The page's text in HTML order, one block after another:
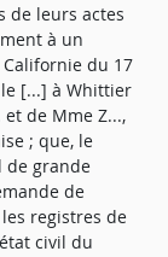
de leurs actes
à un
du 17
[...] à Whittier
de Mme Z...,
; que, le
de grande
de
registres de
civil du